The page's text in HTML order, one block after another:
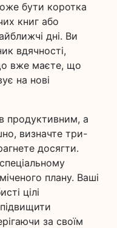
бути коротка
книг або
дні. Ви
вдячності,
вже маєте, що
на нові
продуктивним, а
визначте три-
досягти.
плану. Ваші
цілі
за своїм